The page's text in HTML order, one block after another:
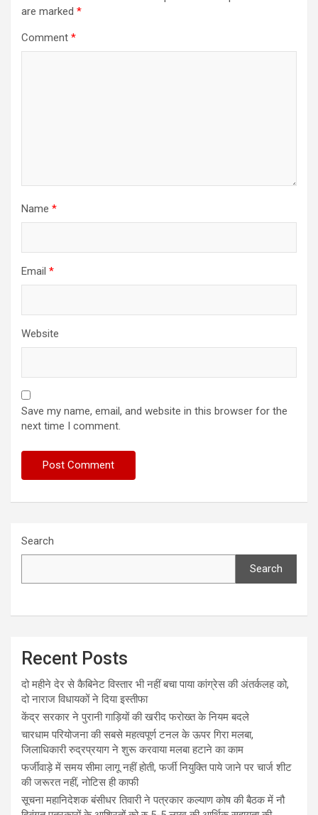
are marked *
Comment *
Name *
Email *
Website
Save my name, email, and website in this browser for the
next time I comment.
Search
Search
Recent Posts
दो महीने देर से कैबिनेट विस्तार भी नहीं बचा पाया कांग्रेस की अंतर्कलह को,
दो नाराज विधायकों ने दिया इस्तीफा
केंद्र सरकार ने पुरानी गाड़ियों की खरीद फरोख्त के नियम बदले
चारधाम परियोजना की सबसे महत्वपूर्ण टनल के ऊपर गिरा मलबा,
जिलाधिकारी रुद्रप्रयाग ने शुरू करवाया मलबा हटाने का काम
फर्जीवाड़े में समय सीमा लागू नहीं होती, फर्जी नियुक्ति पाये जाने पर चार्ज शीट
की जरूरत नहीं, नोटिस ही काफी
सूचना महानिदेशक बंसीधर तिवारी ने पत्रकार कल्याण कोष की बैठक में नौ